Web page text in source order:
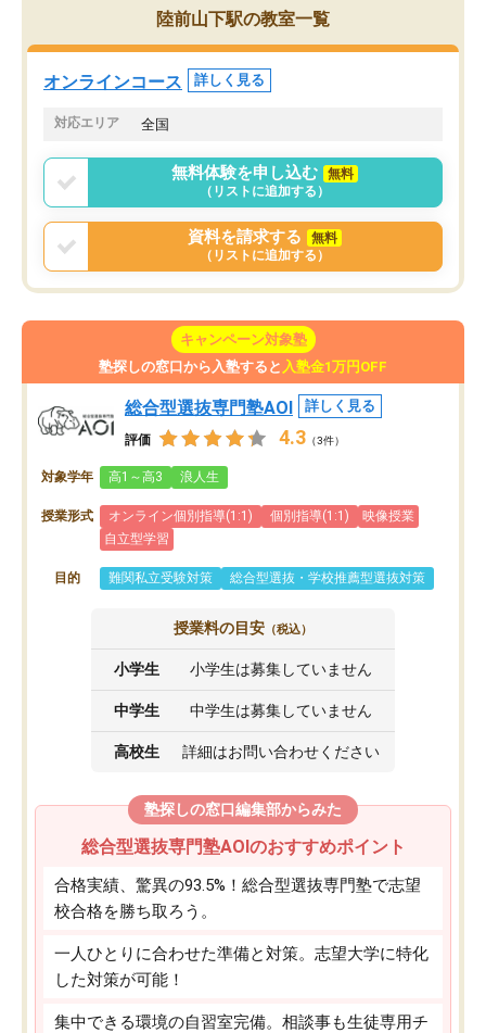
チングのおかげで、停滞期もモチベー
ションを維持できました。「やらされ
る勉強」から「目標のための勉強」へ
意識が変わったことが、目標校への合
た英語の偏差値が10以上
していた公立高校に無事
た。自分から学ぶ姿勢を
陸前山下駅の教室一覧
オンラインコース 詳しく見る
対応エリア 全国
無料体験を申し込む
無料
（リストに追加する）
資料を請求する
無料
（リストに追加する）
キャンペーン対象塾
塾探しの窓口から入塾すると 入塾金1万円OFF
総合型選抜専門塾AOI 詳しく見る
評価 4.3 （3件）
対象学年 高1～高3 浪人生
授業形式 オンライン個別指導(1:1) 個別指導(1:1)
映像授業
自立型学習
目的 難関私立受験対策 総合型選抜・学校推薦型選抜対策
授業料の目安 （税込）
小学生 小学生は募集していません
中学生 中学生は募集していません
高校生 詳細はお問い合わせください
塾探しの窓口編集部からみた
総合型選抜専門塾AOIのおすすめポイント
合格実績、驚異の93.5%！総合型選抜専門塾で志望
校合格を勝ち取ろう。
一人ひとりに合わせた準備と対策。志望大学に特化
した対策が可能！
集中できる環境の自習室完備。相談事も生徒専用チ